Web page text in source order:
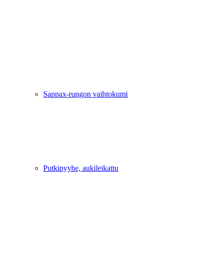
Sappax-rungon vaihtokumi
Putkipyyhe, aukileikattu